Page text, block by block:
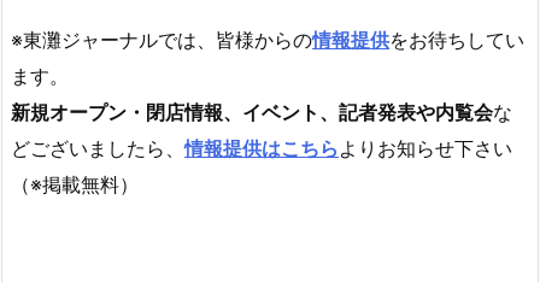
※東灘ジャーナルでは、皆様からの情報提供をお待ちしてい
ます。
新規オープン・閉店情報、イベント、記者発表や内覧会な
どございましたら、情報提供はこちら よりお知らせ下さい
（※掲載無料）